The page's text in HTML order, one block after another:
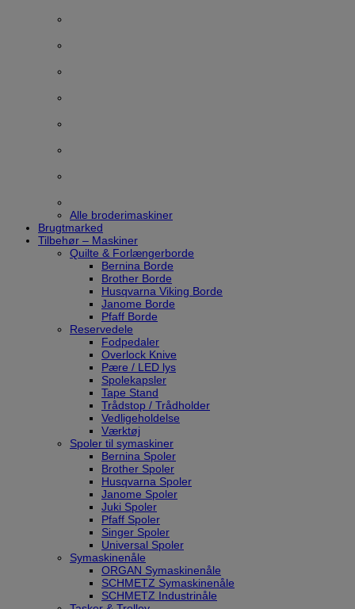
Alle broderimaskiner
Brugtmarked
Tilbehør – Maskiner
Quilte & Forlængerborde
Bernina Borde
Brother Borde
Husqvarna Viking Borde
Janome Borde
Pfaff Borde
Reservedele
Fodpedaler
Overlock Knive
Pære / LED lys
Spolekapsler
Tape Stand
Trådstop / Trådholder
Vedligeholdelse
Værktøj
Spoler til symaskiner
Bernina Spoler
Brother Spoler
Husqvarna Spoler
Janome Spoler
Juki Spoler
Pfaff Spoler
Singer Spoler
Universal Spoler
Symaskinenåle
ORGAN Symaskinenåle
SCHMETZ Symaskinenåle
SCHMETZ Industrinåle